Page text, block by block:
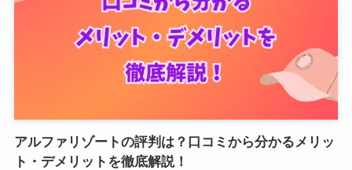
アルファリゾートの評判は？口コミから分かるメリッ
ト・デメリットを徹底解説！